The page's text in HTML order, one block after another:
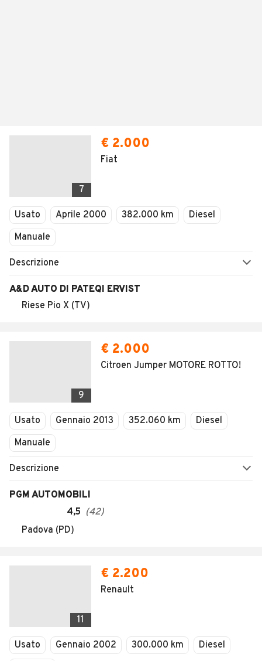
7
€ 2.000
Fiat
Usato Aprile 2000 382.000 km
Diesel
Manuale
Descrizione
A&D AUTO DI PATEQI ERVIST
Riese Pio X (TV)
9
€ 2.000
Citroen Jumper MOTORE ROTTO!
Usato Gennaio 2013 352.060 km
Diesel
Manuale
Descrizione
PGM AUTOMOBILI
4,5 (42)
Padova (PD)
11
€ 2.200
Renault
Usato Gennaio 2002 300.000 km
Diesel